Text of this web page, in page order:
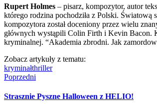
Rupert Holmes – pisarz, kompozytor, autor
którego rodzina pochodziła z Polski. Światową
kompozytora został doceniony przez wielu
głównych wystąpili Colin Firth i Kevin Bacon.
kryminalnej. “Akademia zbrodni. Jak
Zobacz artykuły z tematu:
kryminałthriller
Poprzedni
Strasznie Pyszne Halloween z HELIO!